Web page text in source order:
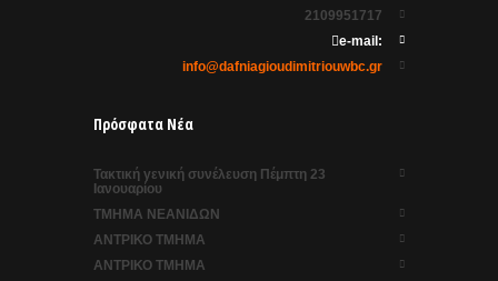
2109951717
e-mail:
info@dafniagioudimitriouwbc.gr
Πρόσφατα Νέα
Τακτική γενική συνέλευση Πέμπτη 23
Ιανουαρίου
ΤΜΗΜΑ ΝΕΑΝΙΔΩΝ
ΑΝΤΡΙΚΟ ΤΜΗΜΑ
ΑΝΤΡΙΚΟ ΤΜΗΜΑ